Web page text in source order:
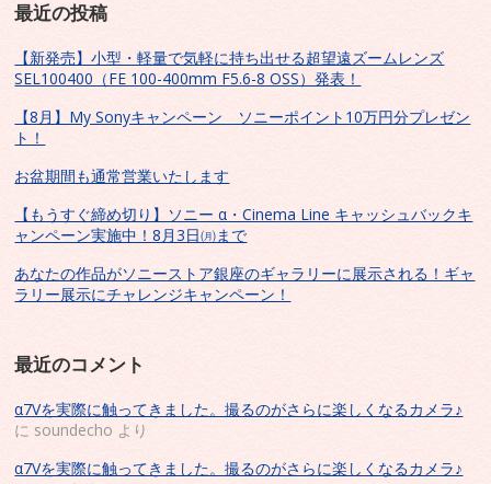
最近の投稿
【新発売】小型・軽量で気軽に持ち出せる超望遠ズームレンズ
SEL100400（FE 100-400mm F5.6-8 OSS）発表！
【8月】My Sonyキャンペーン ソニーポイント10万円分プレゼン
ト！
お盆期間も通常営業いたします
【もうすぐ締め切り】ソニー α・Cinema Line キャッシュバックキ
ャンペーン実施中！8月3日㈪まで
あなたの作品がソニーストア銀座のギャラリーに展示される！ギャ
ラリー展示にチャレンジキャンペーン！
最近のコメント
α7Vを実際に触ってきました。撮るのがさらに楽しくなるカメラ♪
に soundecho より
α7Vを実際に触ってきました。撮るのがさらに楽しくなるカメラ♪